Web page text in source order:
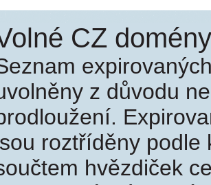
CZ
z důvodu
roztříděny podle
hvězdiček